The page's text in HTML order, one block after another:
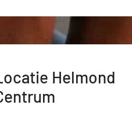
Helmond